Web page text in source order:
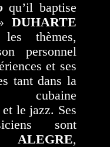
qu’il baptise
DUHARTE
thèmes,
personnel
et ses
tant dans la
le jazz. Ses
sont
,